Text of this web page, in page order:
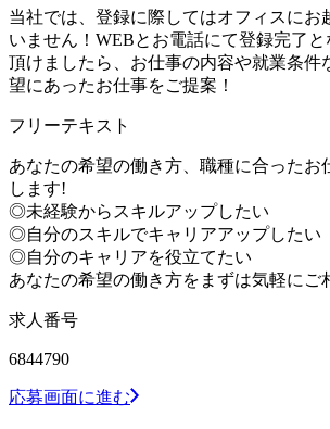
当社では、登録に際してはオフィスにお
いません！WEBとお電話にて登録完了
頂けましたら、お仕事の内容や就業条件
望にあったお仕事をご提案！
フリーテキスト
あなたの希望の働き方、職種に合ったお
します!
◎未経験からスキルアップしたい
◎自分のスキルでキャリアアップしたい
◎自分のキャリアを役立てたい
あなたの希望の働き方をまずは気軽にご
求人番号
6844790
応募画面に進む